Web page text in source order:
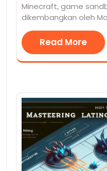
Minecraft, game
dikembangkan oleh
Read More